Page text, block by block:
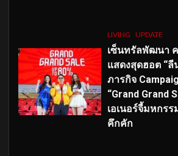
LIVING UPDATE
เซ็นทรัลพัฒนา
แสดงสุดฮอต “ลี
ภารกิจ
“Grand Grand
เอเนอร์จี้มหกร
คึกคัก